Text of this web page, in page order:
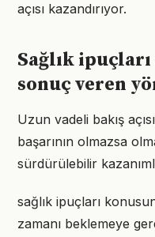
açısı kazandırıyor.
Sağlık ipuçları
sonuç veren
Uzun vadeli bakış
başarının olmazsa
sürdürülebilir
sağlık ipuçları
zamanı beklemeye